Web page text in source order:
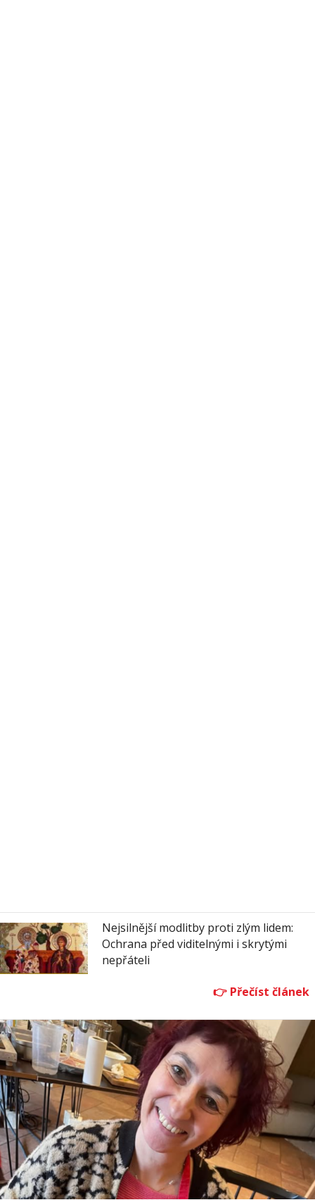
Nejsilnější modlitby proti zlým lidem:
Ochrana před viditelnými i skrytými
nepřáteli